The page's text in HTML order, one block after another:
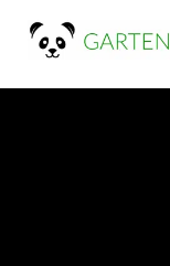
Inhalt